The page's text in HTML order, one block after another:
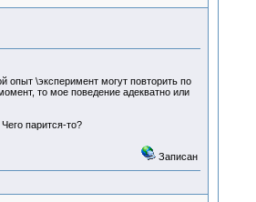
опыт \эксперимент могут повторить по
то мое поведение адекватно или
парится-то?
Записан